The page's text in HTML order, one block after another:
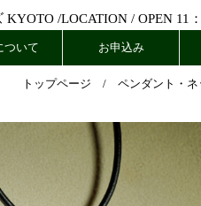
KYOTO /LOCATION/ OPEN 11
ついて お申込み
トップページ / ペンダント・